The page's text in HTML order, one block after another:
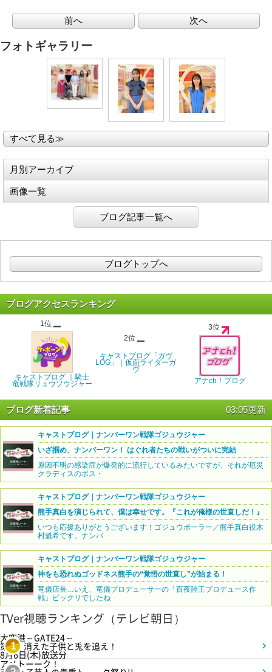
前へ 次へ
フォトギャラリー
すべて見る≫
月別アーカイブ
画像一覧
ブログ記事一覧へ
ブログトップへ
ブログアクセスランキング
1位
キャストブログ ｜騎士
竜戦隊リュウソウジャー
2位
キャストブログ「ガヴ
LOG」｜仮面ライダーガ
ヴ
3位
アナch！ブログ
ブログ新着記事 03:05更新
キャストブログ｜ナンバーワン戦隊ゴジュウジャー
いざ掴め、ナンバーワン！ はぐれ者たちの戦いがついに完結
原因不明の感染症が爆発的に流行しているみたいですが、それが厄災
クラディスのボス・
キャストブログ｜ナンバーワン戦隊ゴジュウジャー
熊手真白を演じられて、僕は幸せです。『これが俺様の世直しだ！』
いつも応援ありがとうございます！ゴジュウポーラー／熊手真白役木
村魁希です。ナンバ
キャストブログ｜ナンバーワン戦隊ゴジュウジャー
神をも恐れぬゴッドネス熊手の“覚悟の世直し”が始まる！
竜儀店長…いえ、竜儀プロデューサーの「百夜陸王プロデュース作
戦」ビックリでしたね
TVer視聴ランキング（テレビ朝日）
1
大空港～GATE24～
第3話 消えた子供と兎を追え！
8月6日(木)放送分
アメトーーク！